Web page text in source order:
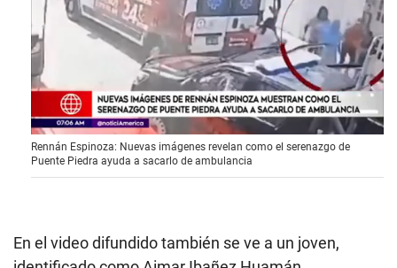
0
s
e
c
s
o
Rennán Espinoza: Nuevas imágenes revelan como el serenazgo de
Puente Piedra ayuda a sacarlo de ambulancia
En el video difundido también se ve a un joven,